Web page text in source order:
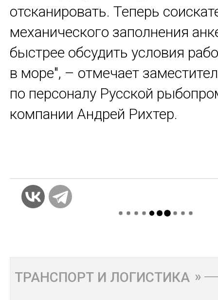
отсканировать. Теперь
механического заполнения
быстрее обсудить условия
в море", – отмечает
по персоналу Русской
компании Андрей Рихтер.
ТРАНСПОРТ И ЛОГИСТИКА